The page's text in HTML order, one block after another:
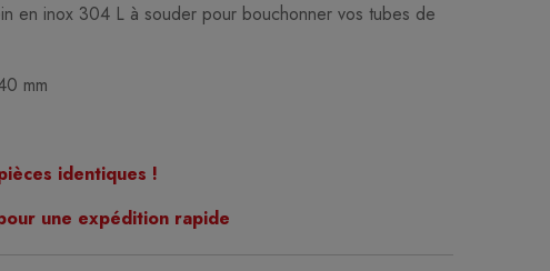
en inox 304 L à souder pour bouchonner vos tubes de
mm
identiques !
une expédition rapide